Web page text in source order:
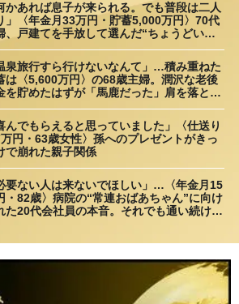
かあれば息子が来られる。でも普段は二人
」〈年金月33万円・貯蓄5,000万円〉70代
、戸建てを手放して選んだ“ちょうどいい
泉旅行すら行けないなんて」…積み重ねた
は〈5,600万円〉の68歳主婦。潤沢な老後
を貯めたはずが「馬鹿だった」肩を落とす
んでもらえると思っていました」〈仕送り
万円・63歳女性〉孫へのプレゼントがきっ
で崩れた親子関係
要ない人は来ないでほしい」…〈年金月15
・82歳〉病院の“常連おばあちゃん”に向け
た20代会社員の本音。それでも通い続ける